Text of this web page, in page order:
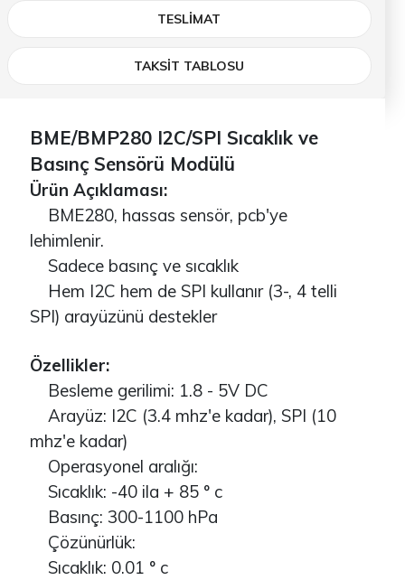
TESLIMAT
TAKSİT TABLOSU
BME/BMP280 I2C/SPI Sıcaklık ve
Basınç Sensörü Modülü
Ürün Açıklaması:
BME280, hassas sensör, pcb'ye
lehimlenir.
Sadece basınç ve sıcaklık
Hem I2C hem de SPI kullanır (3-, 4 telli
SPI) arayüzünü destekler
Özellikler:
Besleme gerilimi: 1.8 - 5V DC
Arayüz: I2C (3.4 mhz'e kadar), SPI (10
mhz'e kadar)
Operasyonel aralığı:
Sıcaklık: -40 ila + 85 ° c
Basınç: 300-1100 hPa
Çözünürlük:
Sıcaklık: 0.01 ° c